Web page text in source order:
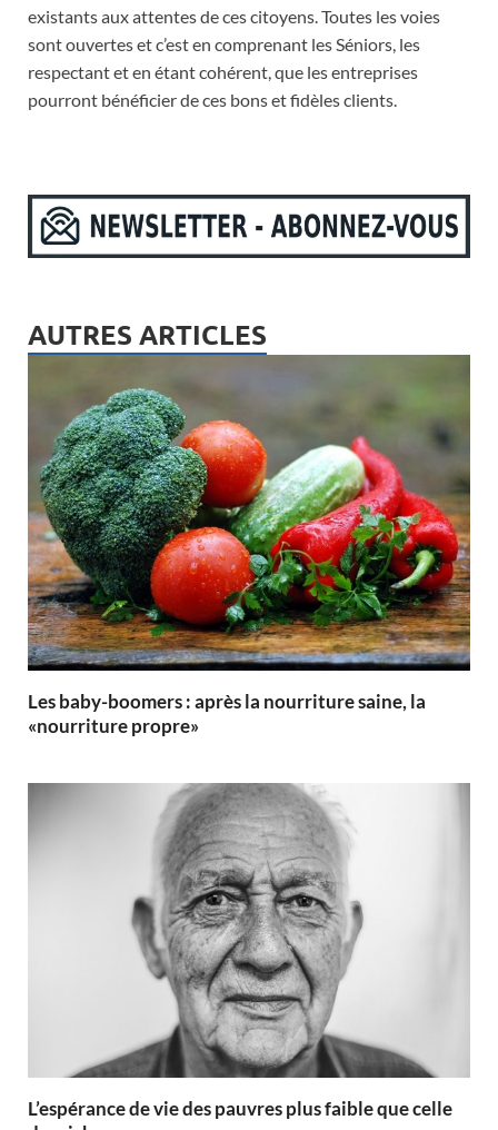
existants aux attentes de ces citoyens. Toutes les voies
sont ouvertes et c’est en comprenant les Séniors, les
respectant et en étant cohérent, que les entreprises
pourront bénéficier de ces bons et fidèles clients.
AUTRES ARTICLES
Les baby-boomers : après la nourriture saine, la
«nourriture propre»
L’espérance de vie des pauvres plus faible que celle